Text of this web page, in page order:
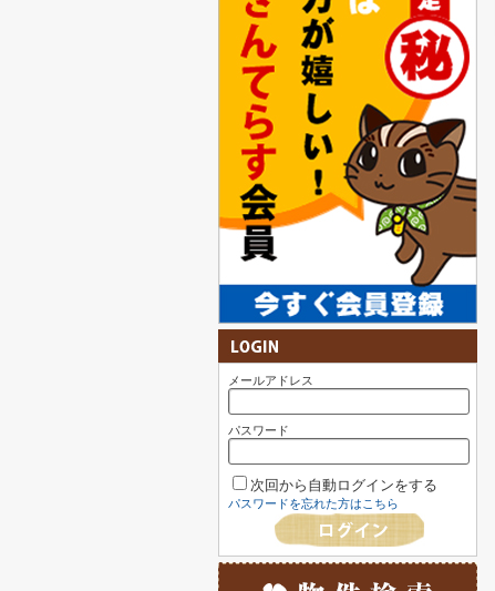
メールアドレス
パスワード
次回から自動ログインをする
パスワードを忘れた方はこちら